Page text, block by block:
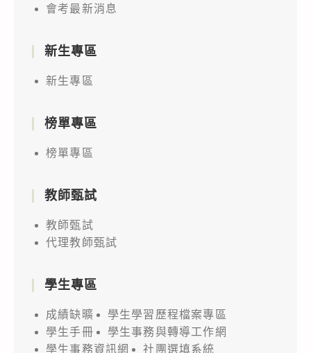
會考最新消息
新生專區
新生專區
榜單專區
榜單專區
教師甄試
教師甄試
代理教師甄試
學生專區
成績缺曠
學生學習歷程檔案專區
學生手冊
學生事務與轉導工作網
學生事務資訊網
社團選填系統